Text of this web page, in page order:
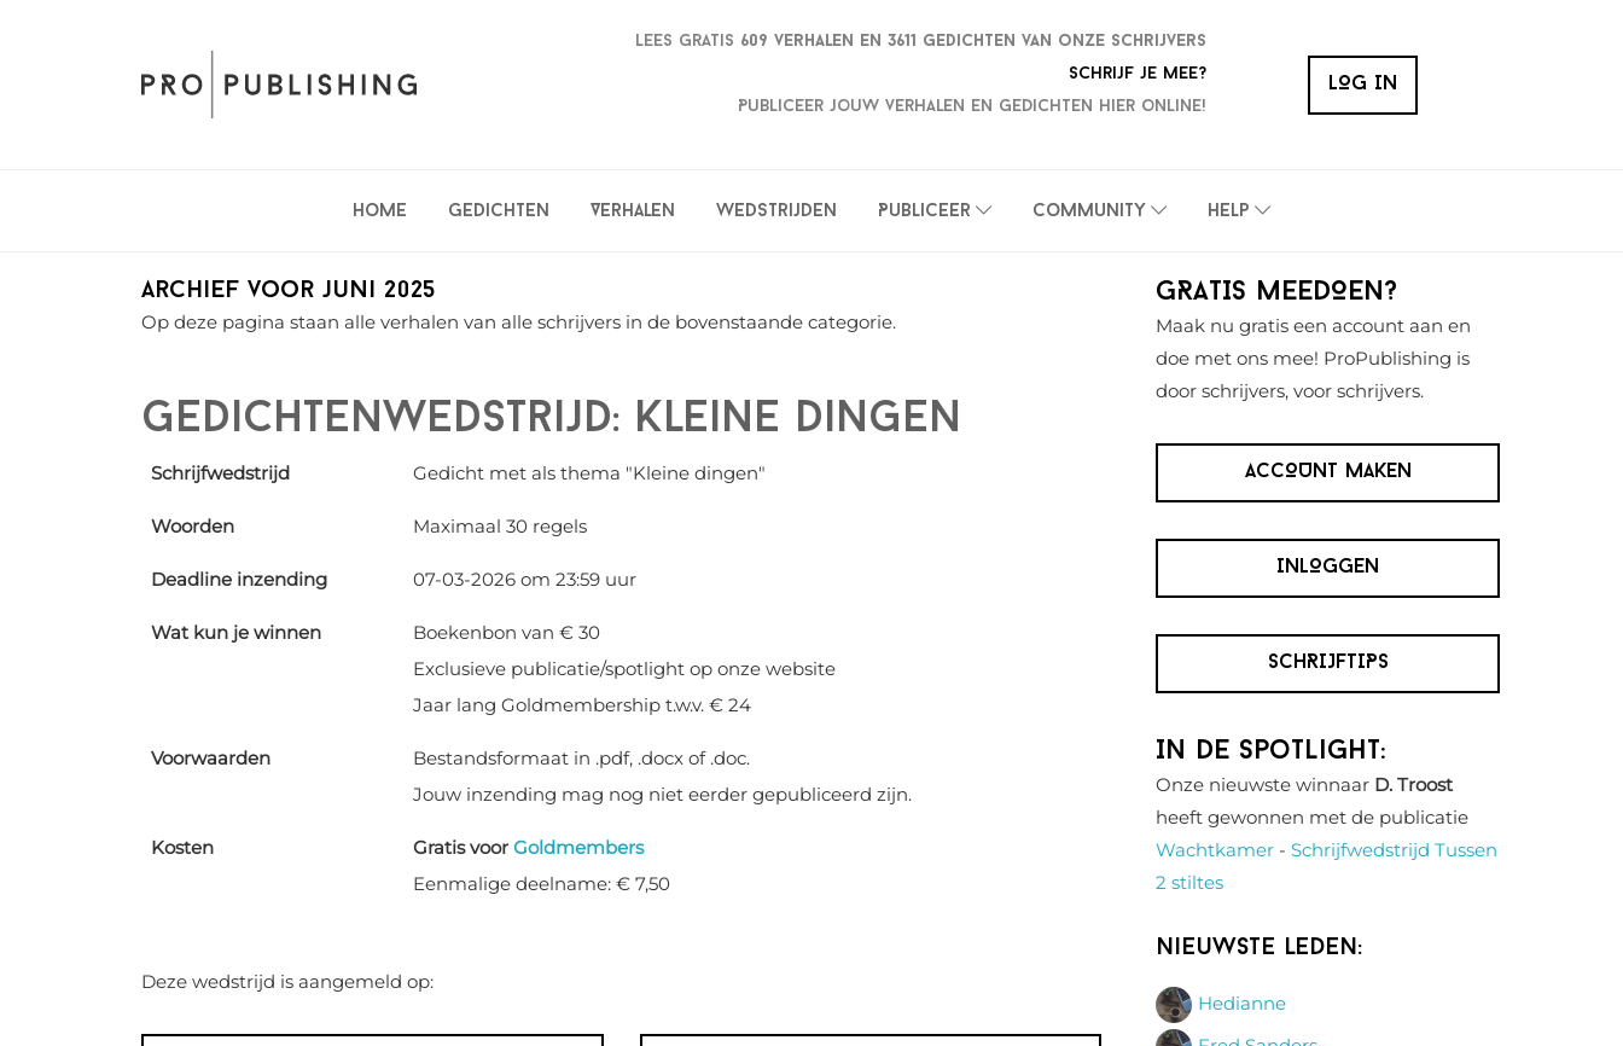
Lees gratis 609 verhalen en 3611 gedichten van onze schrijvers
Schrijf je mee?
Publiceer jouw verhalen en gedichten hier online!
LOG IN
Home Gedichten Verhalen Wedstrijden Publiceer Community Help
Archief voor juni 2025
Op deze pagina staan alle verhalen van alle schrijvers in de bovenstaande categorie.
Gedichtenwedstrijd: Kleine dingen
Schrijfwedstrijd Gedicht met als thema "Kleine dingen"
Woorden Maximaal 30 regels
Deadline inzending 07-03-2026 om 23:59 uur
Wat kun je winnen
Boekenbon van € 30
Exclusieve publicatie/spotlight op onze website
Jaar lang Goldmembership t.w.v. € 24
Voorwaarden
Bestandsformaat in .pdf, .docx of .doc.
Jouw inzending mag nog niet eerder gepubliceerd zijn.
Kosten Gratis voor Goldmembers
Eenmalige deelname: € 7,50
Deze wedstrijd is aangemeld op:
Primaire
Sidebar
GRATIS MEEDOEN?
Maak nu gratis een account aan en
doe met ons mee! ProPublishing is
door schrijvers, voor schrijvers.
ACCOUNT MAKEN
INLOGGEN
SCHRIJFTIPS
In de spotlight:
Onze nieuwste winnaar D. Troost
heeft gewonnen met de publicatie
Wachtkamer - Schrijfwedstrijd Tussen
2 stiltes
Nieuwste leden:
Hedianne